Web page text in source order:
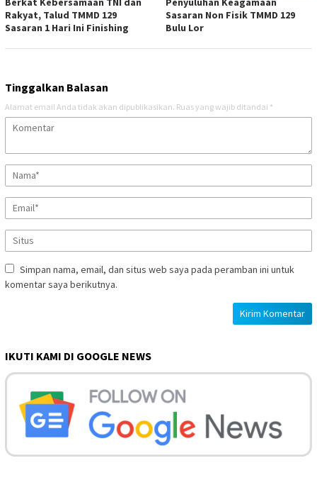
Rakyat, Talud TMMD 129
Sasaran 1 Hari Ini Finishing
Sasaran Non Fisik TMMD 129
Bulu Lor
Tinggalkan Balasan
Alamat email Anda tidak akan dipublikasikan. Ruas yang wajib ditandai *
Simpan nama, email, dan situs web saya pada peramban ini untuk
komentar saya berikutnya.
IKUTI KAMI DI GOOGLE NEWS